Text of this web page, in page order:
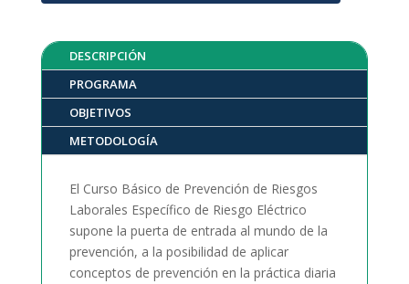
DESCRIPCIÓN
PROGRAMA
OBJETIVOS
METODOLOGÍA
El Curso Básico de Prevención de Riesgos
Laborales Específico de Riesgo Eléctrico
supone la puerta de entrada al mundo de la
prevención, a la posibilidad de aplicar
conceptos de prevención en la práctica diaria